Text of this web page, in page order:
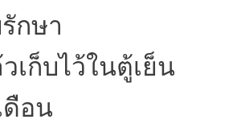
กษา
เก็บไว้ในตู้เย็น
ดือน